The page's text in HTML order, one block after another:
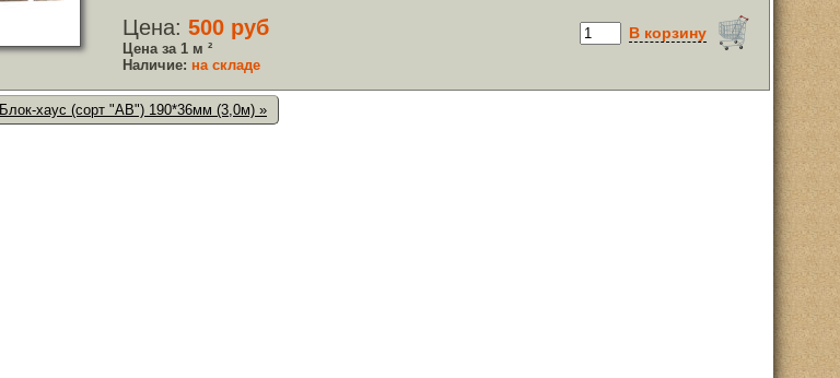
В корзину
Цена: 500 руб
Цена за 1 м ²
Наличие: на складе
Блок-хаус (сорт "АB") 190*36мм (3,0м) »